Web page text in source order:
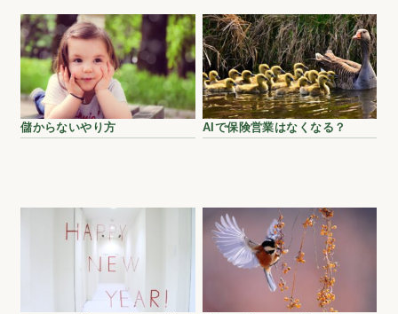
儲からないやり方 AIで保険営業はなくなる？